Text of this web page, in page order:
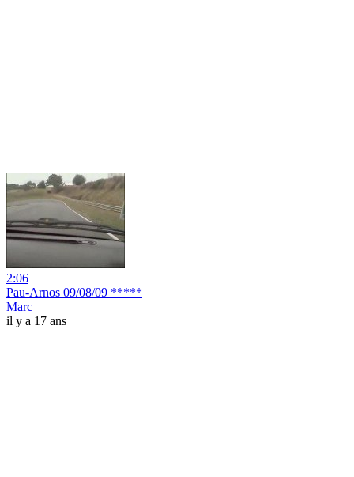
2:06
Pau-Arnos 09/08/09 *****
Marc
il y a 17 ans